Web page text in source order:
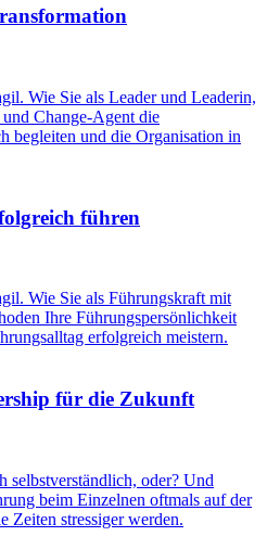
Wie Sie als Leader und Leaderin,
Change-Agent die
begleiten und die Organisation in
führen
Wie Sie als Führungskraft mit
Ihre Führungspersönlichkeit
erfolgreich meistern.
für die Zukunft
selbstverständlich, oder? Und
beim Einzelnen oftmals auf der
Zeiten stressiger werden.